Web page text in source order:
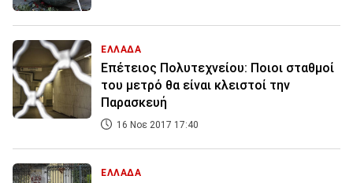
ΕΛΛΑΔΑ
Επέτειος Πολυτεχνείου: Ποιοι σταθμοί
του μετρό θα είναι κλειστοί την
Παρασκευή
16 Νοε 2017 17:40
ΕΛΛΑΔΑ